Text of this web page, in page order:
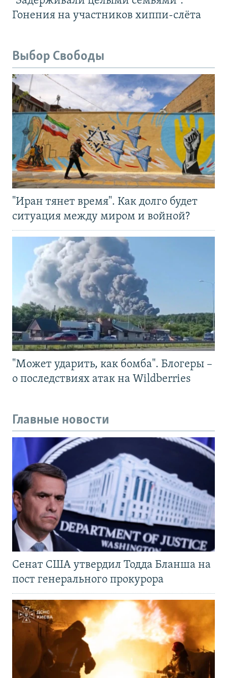
Гонения на участников хиппи-слёта
Выбор Свободы
"Иран тянет время". Как долго будет
ситуация между миром и войной?
"Может ударить, как бомба". Блогеры –
о последствиях атак на Wildberries
Главные новости
Сенат США утвердил Тодда Бланша на
пост генерального прокурора